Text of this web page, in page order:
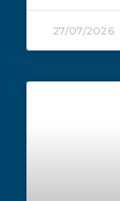
27/07/2026